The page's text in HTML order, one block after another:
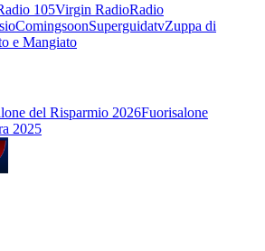
105Virgin RadioRadio
ComingsoonSuperguidatvZuppa di
e Mangiato
del Risparmio 2026Fuorisalone
2025